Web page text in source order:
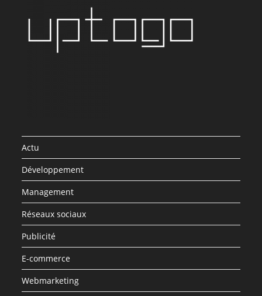
Actu
Développement
Management
Réseaux sociaux
Publicité
E-commerce
Webmarketing